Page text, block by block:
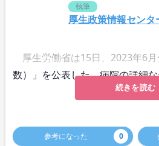
執筆
厚生政策情報センタ
厚生労働省は15日、2023年6
数）」を公表した。病院の詳細な
続きを読む
参考になった 0